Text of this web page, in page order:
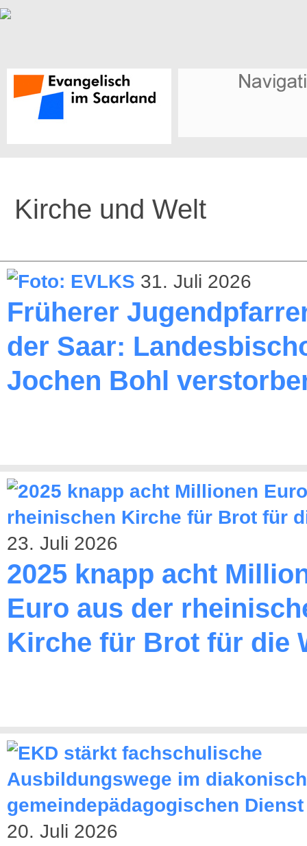
Kirche und Welt
31. Juli 2026
Früherer
der Saar:
Jochen Bohl
23. Juli 2026
2025 knapp acht
Euro aus der
Kirche für Brot für die
20. Juli 2026